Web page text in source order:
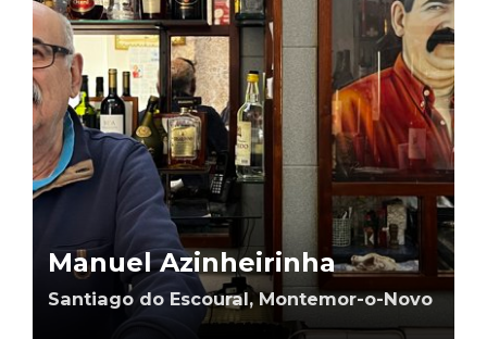
Manuel Azinheirinha
Santiago do Escoural, Montemor-o-Novo